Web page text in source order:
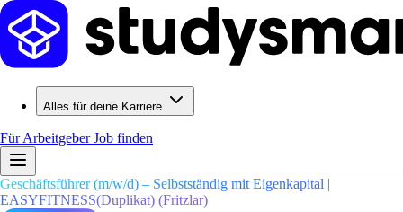
Alles für deine Karriere
Für ArbeitgeberJob finden
Geschäftsführer (m/w/d) – Selbstständig mit Eigenkapital |
EASYFITNESS(Duplikat) (Fritzlar)